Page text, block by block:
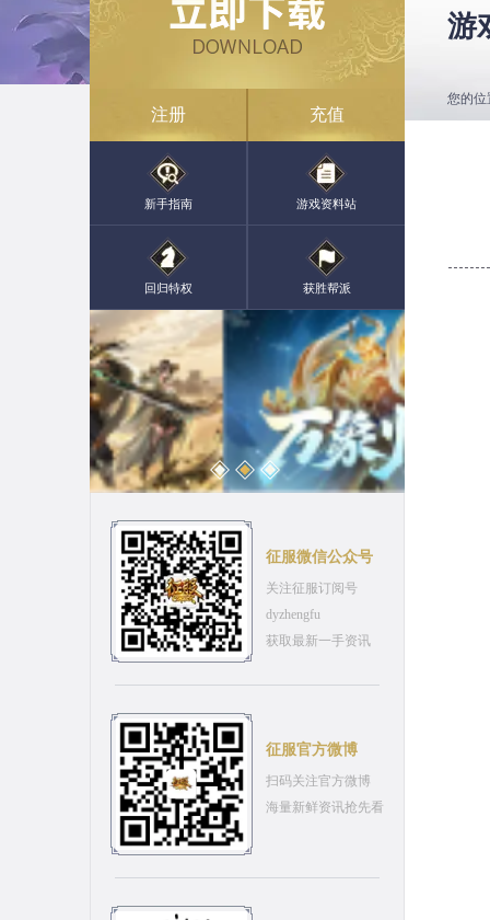
注册 充值
新手指南 游戏资料站
回归特权 获胜帮派
征服微信公众号
关注征服订阅号
dyzhengfu
获取最新一手资讯
征服官方微博
扫码关注官方微博
海量新鲜资讯抢先看
游
您的位